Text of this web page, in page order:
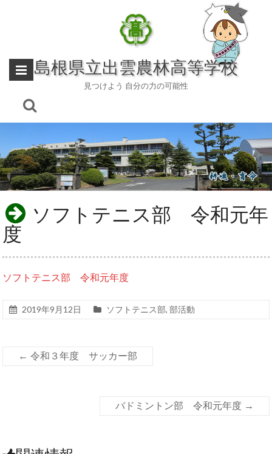
島根県立出雲農林高等学校
見つけよう 自分の力の可能性
ソフトテニス部 令和元年
度
ソフトテニス部 令和元年度
2019年9月12日 ソフトテニス部,部活動
← 令和３年度 サッカー部
バドミントン部 令和元年度 →